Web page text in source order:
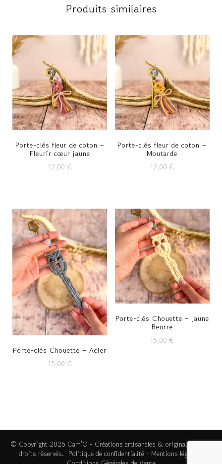
Produits similaires
Porte-clés fleur de coton –
Fleurir cœur jaune
12,00 €
Porte-clés fleur de coton –
Moutarde
12,00€
Porte-clés Chouette – Acier
15,00 €
Porte-clés Chouette – Jaune
Beurre
15,00€
© Copyright 2026 Cam'O - Créations artisanales & originales. Tous
droits réservés. Politique de confidentialité- Mentions légales